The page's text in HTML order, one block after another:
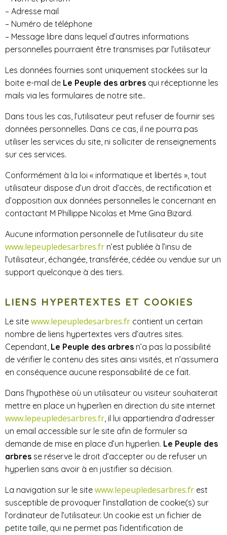
– Adresse mail
– Numéro de téléphone
– Message libre dans lequel d’autres informations
personnelles pourraient être transmises par l’utilisateur
Les données fournies sont uniquement stockées sur la
boite e-mail de Le Peuple des arbres qui réceptionne les
mails via les formulaires de notre site​..
Dans tous les cas, l’utilisateur peut refuser de fournir ses
données personnelles. Dans ce cas, il ne pourra pas
utiliser les services du site, ni solliciter de renseignements
sur ces services.
Conformément à la loi « informatique et libertés », tout
utilisateur dispose d’un droit d’accès, de rectification et
d’opposition aux données personnelles le concernant en
contactant M Phillippe Nicolas et Mme Gina Bizard.
Aucune information personnelle de l’utilisateur du site
www.lepeupledesarbres.fr n’est publiée à l’insu de
l’utilisateur, échangée, transférée, cédée ou vendue sur un
support quelconque à des tiers.
LIENS HYPERTEXTES ET COOKIES
Le site www.lepeupledesarbres.fr contient un certain
nombre de liens hypertextes vers d’autres sites.
Cependant, Le Peuple des arbres n’a pas la possibilité
de vérifier le contenu des sites ainsi visités, et n’assumera
en conséquence aucune responsabilité de ce fait.
Dans l’hypothèse où un utilisateur ou visiteur souhaiterait
mettre en place un hyperlien en direction du site internet
www.lepeupledesarbres.fr, il lui appartiendra d’adresser
un email accessible sur le site afin de formuler sa
demande de mise en place d’un hyperlien. Le Peuple des
arbres se réserve le droit d’accepter ou de refuser un
hyperlien sans avoir à en justifier sa décision.
La navigation sur le site www.lepeupledesarbres.fr ​est
susceptible de provoquer l’installation de cookie(s) sur
l’ordinateur de l’utilisateur. Un cookie est un fichier de
petite taille, qui ne permet pas l’identification de